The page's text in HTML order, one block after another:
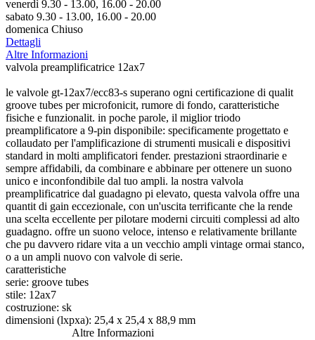
venerdì 9.30 - 13.00, 16.00 - 20.00
sabato 9.30 - 13.00, 16.00 - 20.00
domenica Chiuso
Dettagli
Altre Informazioni
valvola preamplificatrice 12ax7
le valvole gt-12ax7/ecc83-s superano ogni certificazione di qualit
groove tubes per microfonicit, rumore di fondo, caratteristiche
fisiche e funzionalit. in poche parole, il miglior triodo
preamplificatore a 9-pin disponibile: specificamente progettato e
collaudato per l'amplificazione di strumenti musicali e dispositivi
standard in molti amplificatori fender. prestazioni straordinarie e
sempre affidabili, da combinare e abbinare per ottenere un suono
unico e inconfondibile dal tuo ampli. la nostra valvola
preamplificatrice dal guadagno pi elevato, questa valvola offre una
quantit di gain eccezionale, con un'uscita terrificante che la rende
una scelta eccellente per pilotare moderni circuiti complessi ad alto
guadagno. offre un suono veloce, intenso e relativamente brillante
che pu davvero ridare vita a un vecchio ampli vintage ormai stanco,
o a un ampli nuovo con valvole di serie.
caratteristiche
serie: groove tubes
stile: 12ax7
costruzione: sk
dimensioni (lxpxa): 25,4 x 25,4 x 88,9 mm
Altre Informazioni